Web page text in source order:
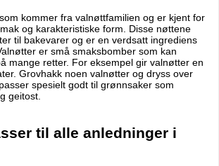
kommer fra valnøttfamilien og er kjent for
og karakteristiske form. Disse nøttene
til bakevarer og er en verdsatt ingrediens
er små smaksbomber som kan
mange retter. For eksempel gir valnøtter en
Grovhakk noen valnøtter og dryss over
spesielt godt til grønnsaker som
geitost.
til alle anledninger i